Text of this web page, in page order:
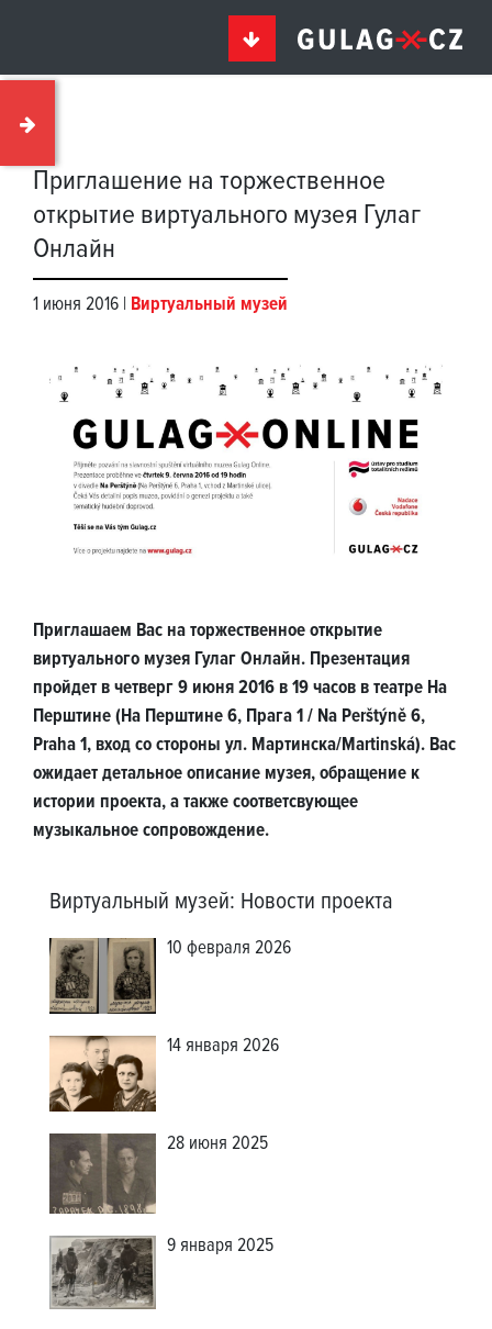
Приглашение на торжественное
открытие виртуального музея Гулаг
Онлайн
1 июня 2016 | Виртуальный музей
Приглашаем Вас на торжественное открытие
виртуального музея Гулаг Онлайн. Презентация
пройдет в четверг 9 июня 2016 в 19 часов в театре На
Перштине (На Перштине 6, Прага 1 / Na Perštýně 6,
Praha 1, вход со стороны ул. Мартинска/Martinská). Вас
ожидает детальное описание музея, обращение к
истории проекта, а также соответсвующее
музыкальное сопровождение.
Виртуальный музей: Новости проекта
10 февраля 2026
14 января 2026
28 июня 2025
9 января 2025